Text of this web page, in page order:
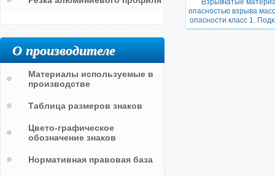
Взрывчатые
опасностью взрыва
опасности класс 1.
О производителе
Материалы используемые в
производстве
Таблица размеров знаков
Цвето-графическое
обозначение знаков
Нормативная правовая база